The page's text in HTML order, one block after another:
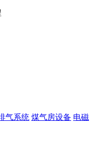
气系统 煤气房设备 电磁